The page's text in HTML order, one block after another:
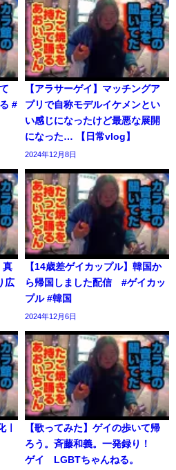
#
【アラサーゲイ】マッチングア
プリで自称モデルイケメンとい
い感じになったけど最悪な展開
になった… 【日常vlog】
2024年12月8日
真
広
【14歳差ゲイカップル】韓国か
ら帰国しました配信 #ゲイカッ
プル #韓国
2024年12月6日
ㅣ
【歌ってみた】ゲイの歩いて帰
ろう。斉藤和義。一発録り！
ゲイ LGBTちゃんねる。